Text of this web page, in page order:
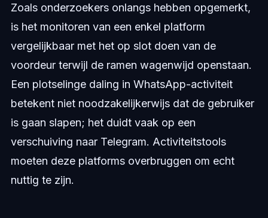
Zoals onderzoekers onlangs hebben opgemerkt,
is het monitoren van een enkel platform
vergelijkbaar met het op slot doen van de
voordeur terwijl de ramen wagenwijd openstaan.
Een plotselinge daling in WhatsApp-activiteit
betekent niet noodzakelijkerwijs dat de gebruiker
is gaan slapen; het duidt vaak op een
verschuiving naar Telegram. Activiteitstools
moeten deze platforms overbruggen om echt
nuttig te zijn.